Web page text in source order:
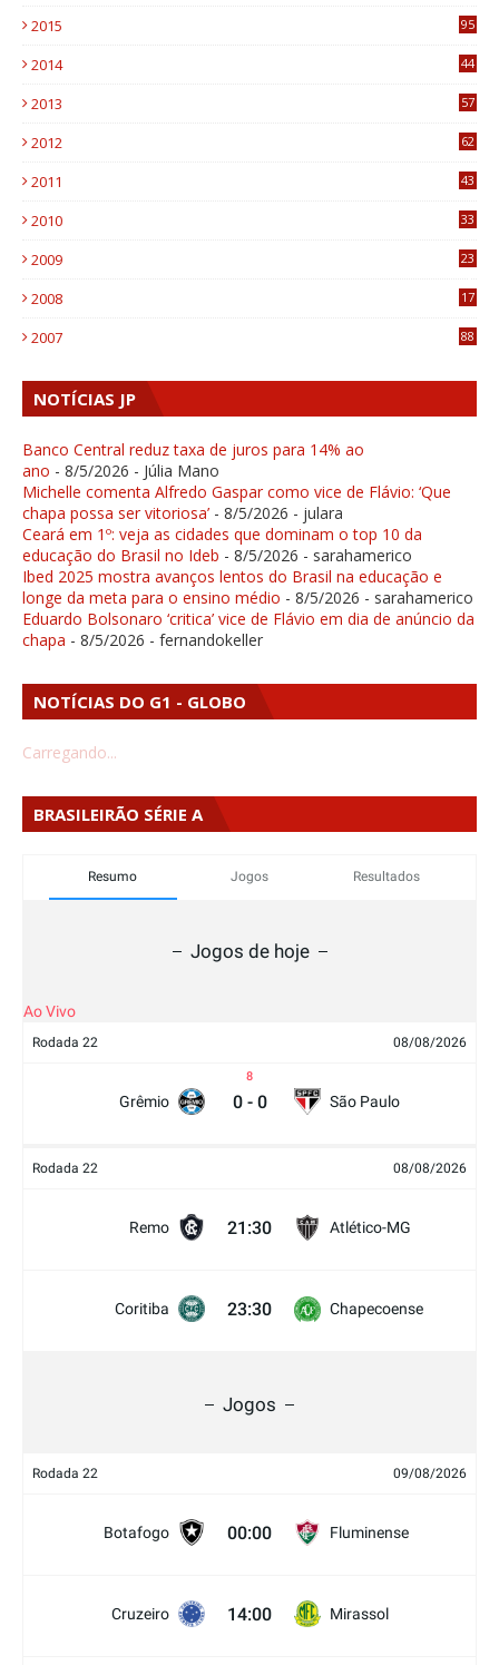
2015
95
2014
44
2013
57
2012
62
2011
43
2010
33
2009
23
2008
17
2007 88
NOTÍCIAS JP
Banco Central reduz taxa de juros para 14% ao
ano - 8/5/2026 - Júlia Mano
Michelle comenta Alfredo Gaspar como vice de Flávio: ‘Que
chapa possa ser vitoriosa’ - 8/5/2026 - julara
Ceará em 1º: veja as cidades que dominam o top 10 da
educação do Brasil no Ideb - 8/5/2026 - sarahamerico
Ibed 2025 mostra avanços lentos do Brasil na educação e
longe da meta para o ensino médio - 8/5/2026 - sarahamerico
Eduardo Bolsonaro ‘critica’ vice de Flávio em dia de anúncio da
chapa - 8/5/2026 - fernandokeller
NOTÍCIAS DO G1 - GLOBO
Carregando...
BRASILEIRÃO SÉRIE A
Resumo Jogos Resultados
Jogos de hoje
Ao Vivo
Rodada 22 08/08/2026
Grêmio
8
0 - 0 São Paulo
Rodada 22 08/08/2026
Remo 21:30 Atlético-MG
Coritiba 23:30 Chapecoense
Jogos
Rodada 22 09/08/2026
Botafogo 00:00 Fluminense
Cruzeiro 14:00 Mirassol